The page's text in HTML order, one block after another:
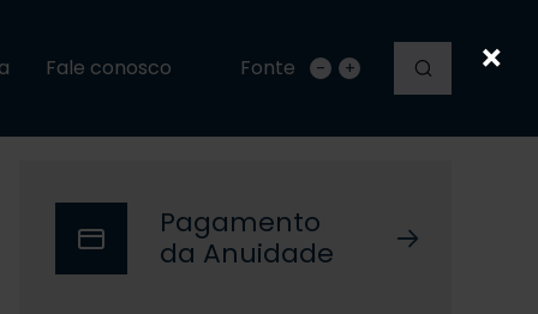
Fale conosco Fonte - +
Pagamento
da Anuidade
×